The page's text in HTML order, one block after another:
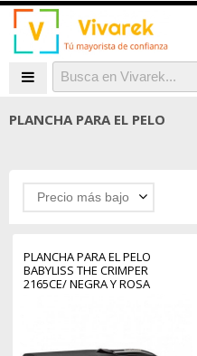
PLANCHA PARA EL PELO
Precio más bajo
PLANCHA PARA EL PELO
BABYLISS THE CRIMPER
2165CE/ NEGRA Y ROSA